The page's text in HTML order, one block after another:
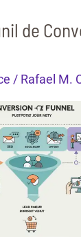
de
/ Rafael M.